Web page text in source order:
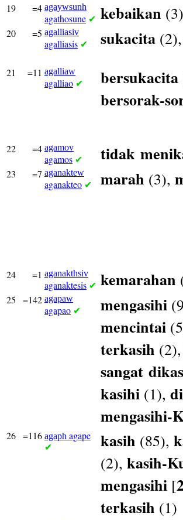
19 =4 agaywsunh
agathosune ✔ kebaikan
20 =5 agalliasiv
agalliasis ✔ sukacita (2),
21 =11 agalliaw
agalliao ✔ bersukacita
bersorak-
22 =4 agamov
agamos ✔ tidak
23 =7 aganaktew
aganakteo ✔ marah (3),
24 =1 aganakthsiv
aganaktesis ✔ kemarahan
25 =142 agapaw
agapao ✔ mengasihi
mencintai
terkasih (2),
sangat
kasihi (1),
mengasihi-
26 =116 agaph agape
✔ kasih (85),
(2), kasih-
mengasihi [
terkasih (1)